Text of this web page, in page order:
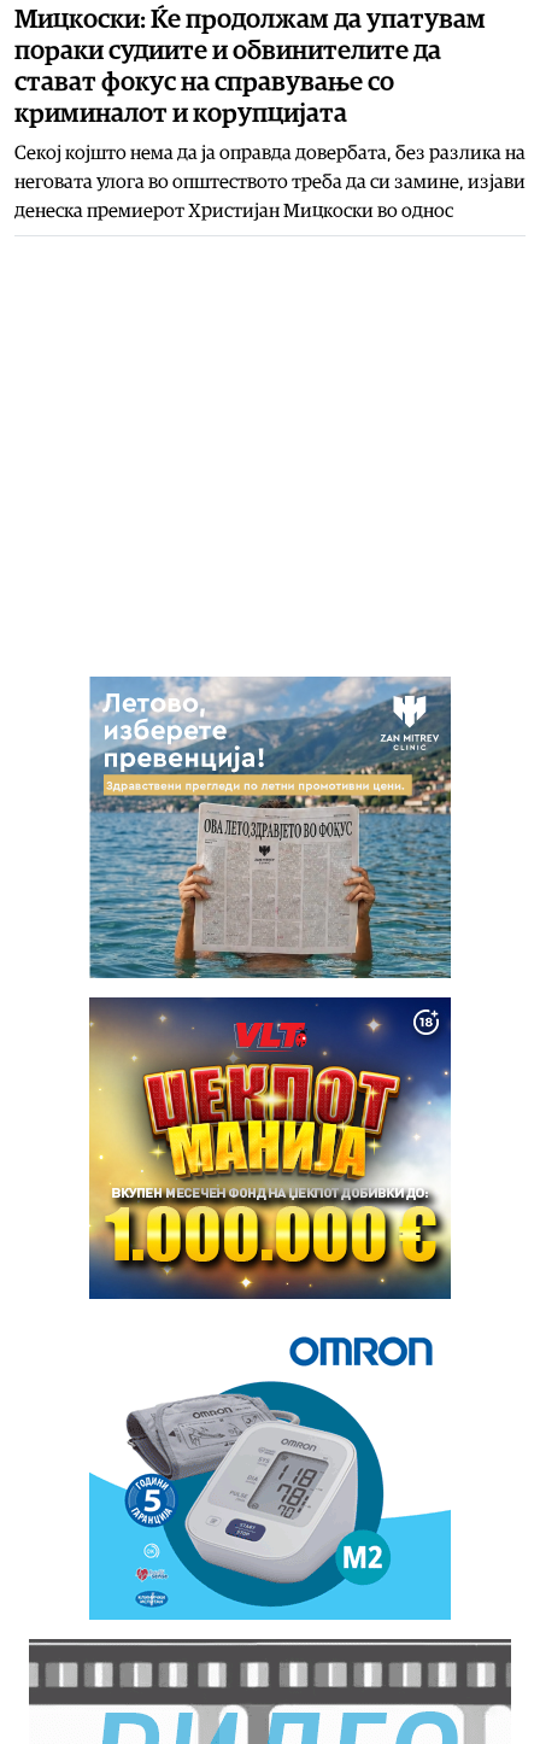
Мицкоски: Ќе продолжам да упатувам
пораки судиите и обвинителите да
стават фокус на справување со
криминалот и корупцијата
Секој којшто нема да ја оправда довербата, без разлика на
неговата улога во општеството треба да си замине, изјави
денеска премиерот Христијан Мицкоски во однос